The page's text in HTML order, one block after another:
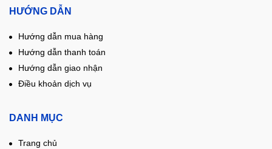
HƯỚNG DẪN
Hướng dẫn mua hàng
Hướng dẫn thanh toán
Hướng dẫn giao nhận
Điều khoản dịch vụ
DANH MỤC
Trang chủ